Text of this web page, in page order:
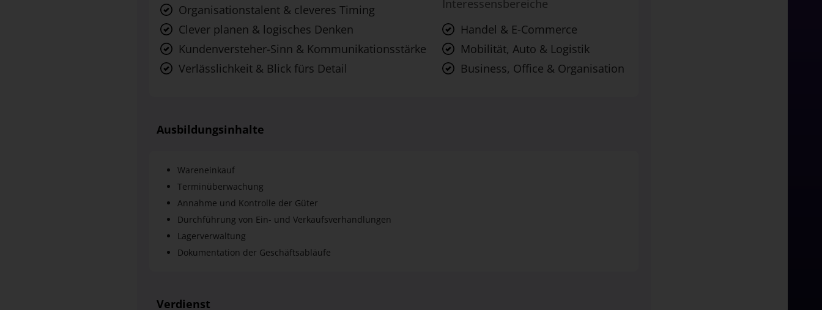
Organisationstalent & cleveres Timing
Clever planen & logisches Denken
Kundenversteher-Sinn & Kommunikationsstärke
Verlässlichkeit & Blick fürs Detail
Interessensbereiche
Handel & E-Commerce
Mobilität, Auto & Logistik
Business, Office & Organisation
Ausbildungsinhalte
Wareneinkauf
Terminüberwachung
Annahme und Kontrolle der Güter
Durchführung von Ein- und Verkaufsverhandlungen
Lagerverwaltung
Dokumentation der Geschäftsabläufe
Verdienst